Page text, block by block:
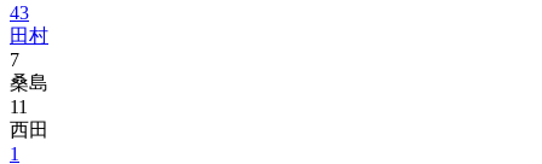
43
田村
7
桑島
11
西田
1